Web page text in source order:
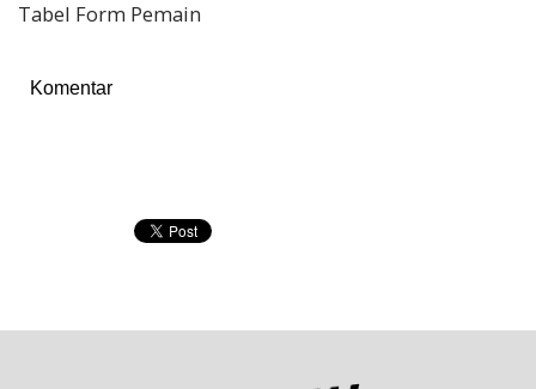
Tabel Form Pemain
Komentar